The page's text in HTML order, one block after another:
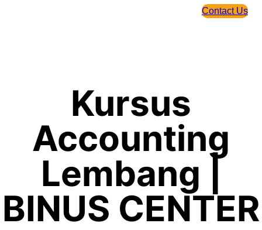
Contact Us
Kursus
Accounting
Lembang |
BINUS CENTER